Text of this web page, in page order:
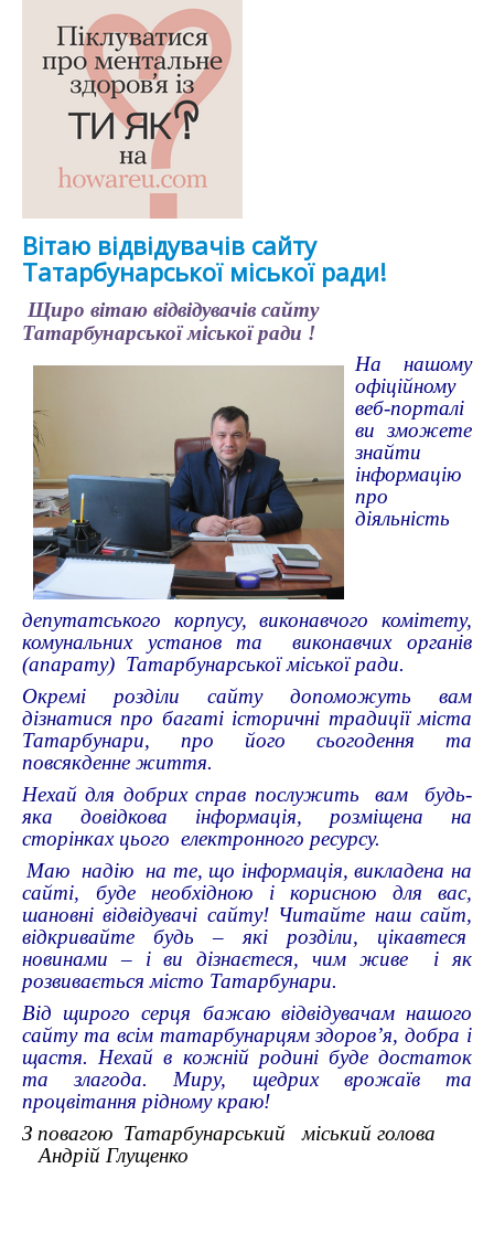
Вітаю відвідувачів сайту
Татарбунарської міської ради!
Щиро вітаю відвідувачів сайту
Татарбунарської міської ради !
На нашому
офіційному
веб-порталі
ви зможете
знайти
інформацію
про
діяльність
депутатського корпусу, виконавчого комітету,
комунальних установ та виконавчих органів
(апарату) Татарбунарської міської ради.
Окремі розділи сайту допоможуть вам
дізнатися про багаті історичні традиції міста
Татарбунари, про його сьогодення та
повсякденне життя.
Нехай для добрих справ послужить вам будь-
яка довідкова інформація, розміщена на
сторінках цього електронного ресурсу.
Маю надію на те, що інформація, викладена на
сайті, буде необхідною і корисною для вас,
шановні відвідувачі сайту! Читайте наш сайт,
відкривайте будь – які розділи, цікавтеся
новинами – і ви дізнаєтеся, чим живе і як
розвивається місто Татарбунари.
Від щирого серця бажаю відвідувачам нашого
сайту та всім татарбунарцям здоров’я, добра і
щастя. Нехай в кожній родині буде достаток
та злагода. Миру, щедрих врожаїв та
процвітання рідному краю!
З повагою Татарбунарський міський голова
Андрій Глущенко